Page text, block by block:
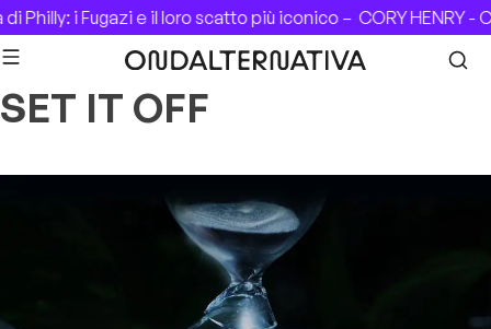
Skip to content
Philly: i Fugazi e il loro scatto più iconico –CORY HENRY -
SET IT OFF